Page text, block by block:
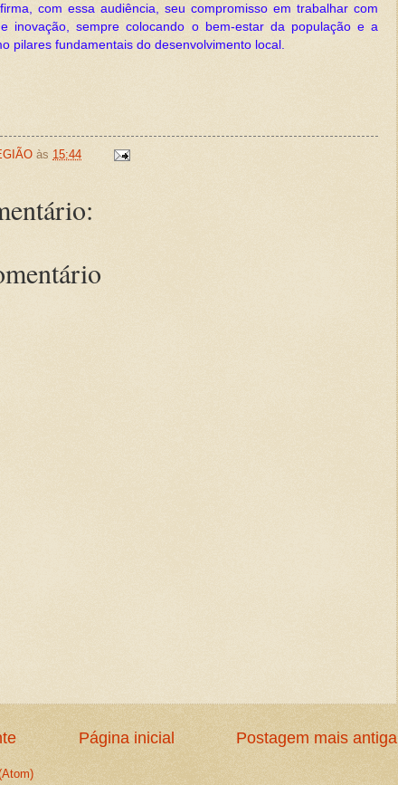
com essa audiência, seu compromisso em trabalhar com
inovação, sempre colocando o bem-estar da população e a
pilares fundamentais do desenvolvimento local.
às 15:44
Postagem mais antiga
Página inicial